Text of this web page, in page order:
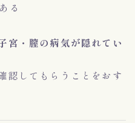
る
宮・膣の病気が隠れてい
認してもらうことをおす